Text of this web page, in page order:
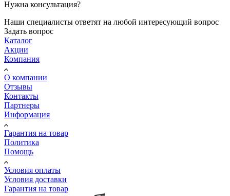
Нужна консультация?
Наши специалисты ответят на любой интересующий вопрос
Задать вопрос
Каталог
Акции
Компания
О компании
Отзывы
Контакты
Партнеры
Информация
Гарантия на товар
Политика
Помощь
Условия оплаты
Условия доставки
Гарантия на товар